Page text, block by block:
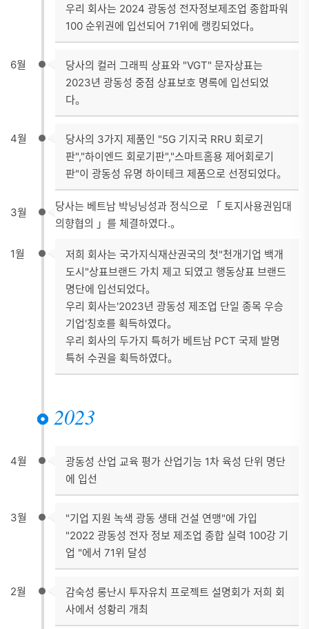
우리 회사는 2024 광동성 전자정보제조업 종합파워
100 순위권에 입선되어 71위에 랭킹되었다。
6월
당사의 컬러 그래픽 상표와 "VGT" 문자상표는
2023년 광동성 중점 상표보호 명록에 입선되었
다。
4월
당사의 3가지 제품인 "5G 기지국 RRU 회로기
판","하이엔드 회로기판","스마트홈용 제어회로기
판"이 광동성 유명 하이테크 제품으로 선정되었다。
3월
당사는 베트남 박닝닝성과 정식으로 「 토지사용권임대
의향협의 」를 체결하였다.。
1월
저희 회사는 국가지식재산권국의 첫"천개기업 백개
도시"상표브랜드 가치 제고 되였고 행동상표 브랜드
명단에 입선되었다。
우리 회사는'2023년 광동성 제조업 단일 종목 우승
기업'칭호를 획득하였다。
우리 회사의 두가지 특허가 베트남 PCT 국제 발명
특허 수권을 획득하였다。
2023
4월
광동성 산업 교육 평가 산업기능 1차 육성 단위 명단
에 입선
3월
"기업 지원 녹색 광동 생태 건설 연맹"에 가입
"2022 광동성 전자 정보 제조업 종합 실력 100강 기
업 "에서 71위 달성
2월
감숙성 롱난시 투자유치 프로젝트 설명회가 저희 회
사에서 성황리 개최